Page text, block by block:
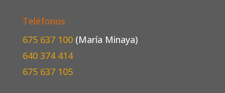
Teléfonos
675 637 100 (María Minaya)
640 374 414
675 637 105